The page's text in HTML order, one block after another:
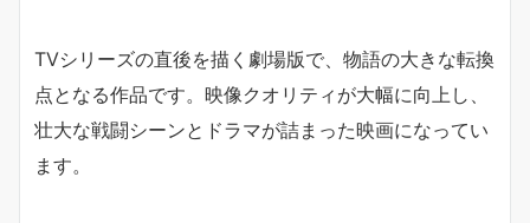
TVシリーズの直後を描く劇場版で、物語の大きな転換
点となる作品です。映像クオリティが大幅に向上し、
壮大な戦闘シーンとドラマが詰まった映画になってい
ます。